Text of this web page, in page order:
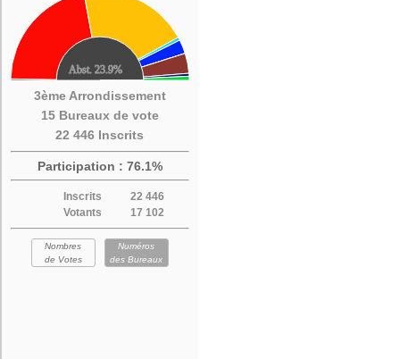
3ème Arrondissement
15 Bureaux de vote
22 446 Inscrits
Participation : 76.1%
Inscrits
22 446
Votants
17 102
Nombres
de Votes
Numéros
des Bureaux